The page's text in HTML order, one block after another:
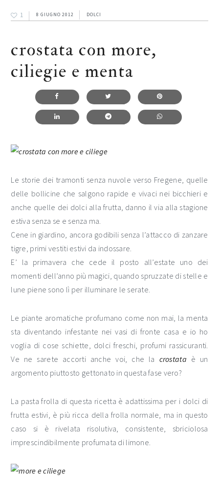
1 8 GIUGNO 2012 DOLCI
crostata con more,
ciliegie e menta
Le storie dei tramonti senza nuvole verso Fregene, quelle
delle bollicine che salgono rapide e vivaci nei bicchieri e
anche quelle dei dolci alla frutta, danno il via alla stagione
estiva senza se e senza ma.
Cene in giardino, ancora godibili senza l’attacco di zanzare
tigre, primi vestiti estivi da indossare.
E’ la primavera che cede il posto all’estate uno dei
momenti dell’anno più magici, quando spruzzate di stelle e
lune piene sono lì per illuminare le serate.
Le piante aromatiche profumano come non mai, la menta
sta diventando infestante nei vasi di fronte casa e io ho
voglia di cose schiette, dolci freschi, profumi rassicuranti.
Ve ne sarete accorti anche voi, che la crostata è un
argomento piuttosto gettonato in questa fase vero?
La pasta frolla di questa ricetta è adattissima per i dolci di
frutta estivi, è più ricca della frolla normale, ma in questo
caso si è rivelata risolutiva, consistente, sbriciolosa
imprescindibilmente profumata di limone.